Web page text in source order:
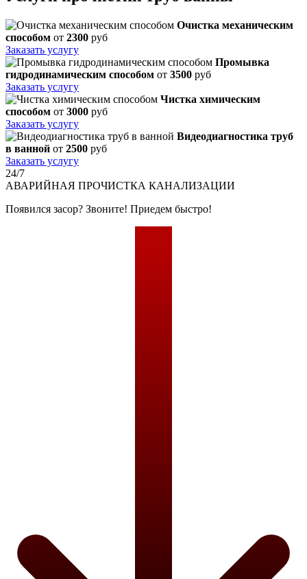
Очистка механическим
способом от 2300 руб
Заказать услугу
Промывка
гидродинамическим способом от 3500 руб
Заказать услугу
Чистка химическим
способом от 3000 руб
Заказать услугу
Видеодиагностика труб
в ванной от 2500 руб
Заказать услугу
24/7
АВАРИЙНАЯ ПРОЧИСТКА КАНАЛИЗАЦИИ
Появился засор? Звоните! Приедем быстро!